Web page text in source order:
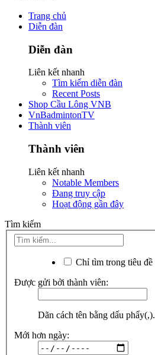
Trang chủ
Diễn đàn
Diễn đàn
Liên kết nhanh
Tìm kiếm diễn đàn
Recent Posts
Shop Cầu Lông VNB
VnBadmintonTV
Thành viên
Thành viên
Liên kết nhanh
Notable Members
Đang truy cập
Hoạt động gần đây
Tìm kiếm
Chỉ tìm trong tiêu đề
Được gửi bởi thành viên:
Dãn cách tên bằng dấu phẩy(,).
Mới hơn ngày: